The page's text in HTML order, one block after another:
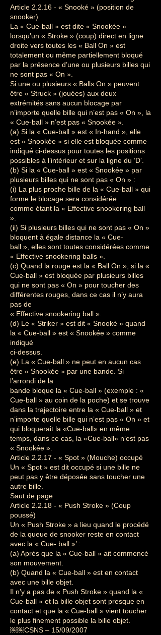
Article 2.2.16 - « Snooké » (position de
snooker)
La « Cue-ball » est dite « Snookée »
lorsqu’un « Stroke » (coup) direct en ligne
droite vers toutes les « Ball On » est
totalement ou même partiellement bloqué
par la présence d’une ou plusieurs billes qui
ne sont pas « On ».
Si une ou plusieurs « Balls On » peuvent
être « Struck » (jouées) aux deux
extrémités sans aucun blocage par
n’importe quelle bille qui n’est pas « On », la
« Cue-ball » n’est pas « Snookée ».
(a) Si la « Cue-ball » est « In-hand », elle
est « Snookée » si elle est bloquée comme
indiqué ci-dessus pour toutes les positions
possibles à l’intérieur et sur la ligne du ‘D’.
(b) Si la « Cue-ball » est « Snookée » par
plusieurs billes qui ne sont pas « On » :
(i) La plus proche bille de la « Cue-ball » qui
forme le blocage sera considérée
comme étant la « Effective snookering ball
».
(ii) Si plusieurs billes qui ne sont pas « On »
bloquent à égale distance la « Cue-
ball », elles sont toutes considérées comme
« Effective snookering balls ».
(c) Quand la rouge est la « Ball On », si la «
Cue-ball » est bloquée par plusieurs billes
qui ne sont pas « On » pour toucher des
différentes rouges, dans ce cas il n’y aura
pas de
« Effective snookering ball ».
(d) Le « Striker » est dit « Snooké » quand
la « Cue-ball » est « Snookée » comme
indiqué
ci-dessus.
(e) La « Cue-ball » ne peut en aucun cas
être « Snookée » par une bande. Si
l’arrondi de la
bande bloque la « Cue-ball » (exemple : «
Cue-ball » au coin de la poche) et se trouve
dans la trajectoire entre la « Cue-ball » et
n’importe quelle bille qui n’est pas « On » et
qui bloquerait la «Cue-ball» en même
temps, dans ce cas, la «Cue-ball» n’est pas
« Snookée ».
Article 2.2.17 - « Spot » (Mouche) occupé
Un « Spot » est dit occupé si une bille ne
peut pas y être déposée sans toucher une
autre bille.
Saut de page
Article 2.2.18 - « Push Stroke » (Coup
poussé)
Un « Push Stroke » a lieu quand le procédé
de la queue de snooker reste en contact
avec la « Cue- ball »’ :
(a) Après que la « Cue-ball » ait commencé
son mouvement.
(b) Quand la « Cue-ball » est en contact
avec une bille objet.
Il n’y a pas de « Push Stroke » quand la «
Cue-ball » et la bille objet sont presque en
contact et que la « Cue-ball » vient toucher
le plus finement possible la bille objet.
￼￼CSNS – 15/09/2007